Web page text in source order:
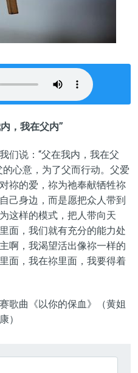
，我在父内”
说：“父在我内，我在父
心意，为了父而行动。父爱
祢的爱，祢为祂奉献牺牲祢
己身边，而是愿把众人带到
这样的模式，把人带向天
面，我们就有充分的能力处
啊，我渴望活出像祢一样的
面，我在祢里面，我要得着
歌曲《以你的保血》 （黄姐
）